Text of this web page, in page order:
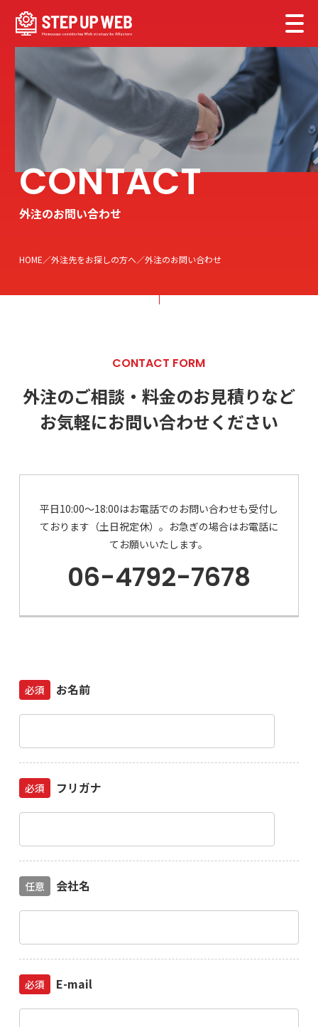
外注のお問い合わせ
HOME 外注先をお探しの方へ 外注のお問い合わせ
CONTACT FORM
外注のご相談・料金のお見積りなど
お気軽にお問い合わせください
平日10:00～18:00はお電話でのお問い合わせも受付し
ております（土日祝定休）。 お急ぎの場合はお電話に
てお願いいたします。
06-4792-7678
必須 お名前
必須 フリガナ
任意 会社名
必須 E-mail